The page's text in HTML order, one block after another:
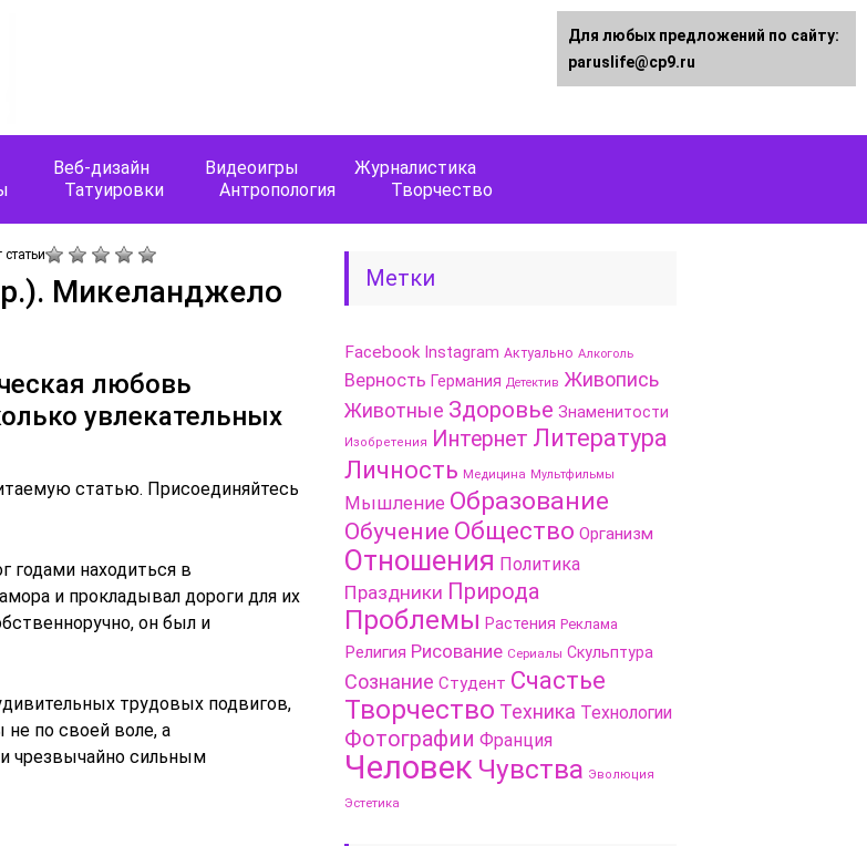
Веб-дизайн Видеоигры
Журналистика
Татуировки Антропология Творчество
статьи
Микеланджело
любовь
увлекательных
статью. Присоединяйтесь
годами находиться в
и прокладывал дороги для их
он был и
трудовых подвигов,
по своей воле, а
чрезвычайно сильным
Метки
Facebook Instagram Актуально Алкоголь
Верность Германия Детектив Живопись
Животные Здоровье Знаменитости
Изобретения Интернет Литература
Личность Медицина Мультфильмы
Мышление Образование
Обучение Общество Организм
Отношения Политика
Праздники Природа
Проблемы Растения Реклама
Религия Рисование Сериалы Скульптура
Сознание Студент Счастье
Творчество Техника Технологии
Фотографии Франция
Человек Чувства Эволюция
Эстетика
Для любых предложений по сайту:
paruslife@cp9.ru